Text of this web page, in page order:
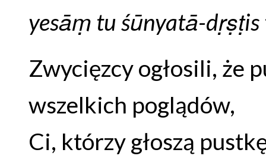
yesāṃ tu śūnyatā-
Zwycięzcy ogłosili, że
wszelkich poglądów,
Ci, którzy głoszą